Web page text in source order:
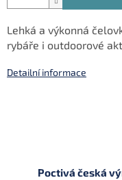
Lehká a výkonná
rybáře i outdoorové
Detailní informace
Poctivá česká